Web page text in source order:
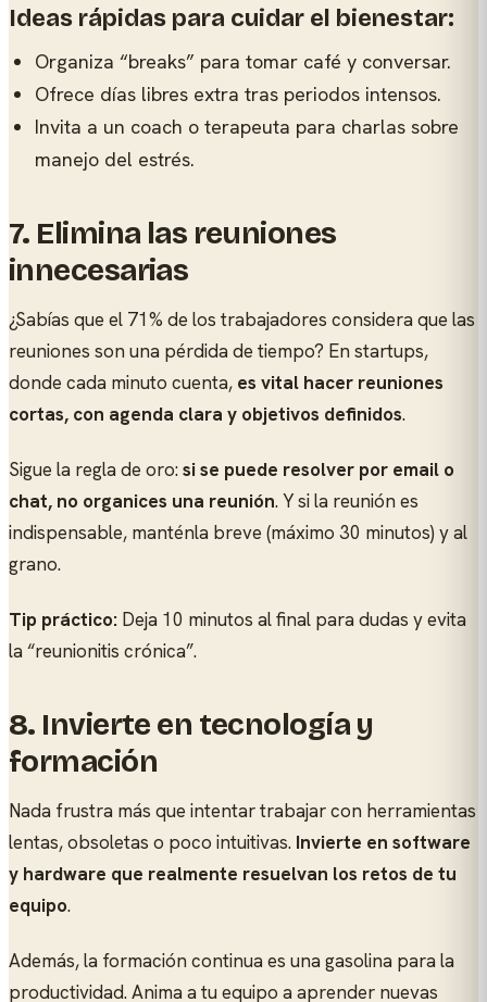
Ideas rápidas para cuidar el bienestar:
Organiza “breaks” para tomar café y conversar.
Ofrece días libres extra tras periodos intensos.
Invita a un coach o terapeuta para charlas sobre
manejo del estrés.
7. Elimina las reuniones
innecesarias
¿Sabías que el 71% de los trabajadores considera que las
reuniones son una pérdida de tiempo? En startups,
donde cada minuto cuenta, es vital hacer reuniones
cortas, con agenda clara y objetivos definidos.
Sigue la regla de oro:si se puede resolver por email o
chat, no organices una reunión. Y si la reunión es
indispensable, manténla breve (máximo 30 minutos) y al
grano.
Tip práctico: Deja 10 minutos al final para dudas y evita
la “reunionitis crónica”.
8. Invierte en tecnología y
formación
Nada frustra más que intentar trabajar con herramientas
lentas, obsoletas o poco intuitivas. Invierte en software
y hardware que realmente resuelvan los retos de tu
equipo.
Además, la formación continua es una gasolina para la
productividad. Anima a tu equipo a aprender nuevas